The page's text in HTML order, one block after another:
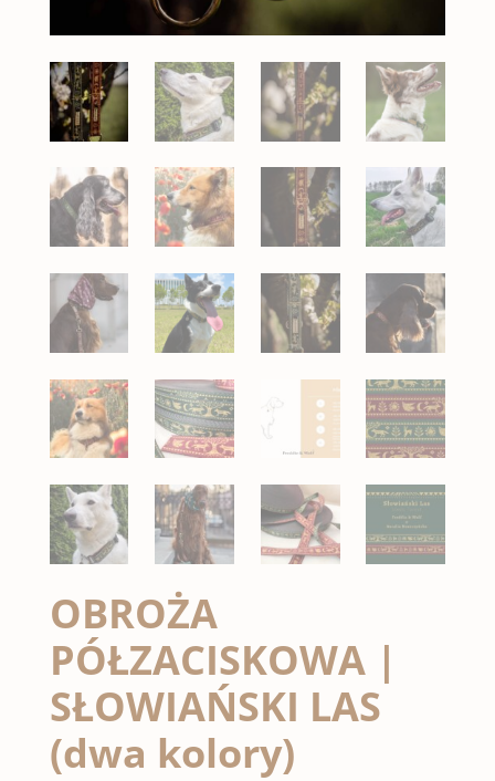
OBROŻA
PÓŁZACISKOWA |
SŁOWIAŃSKI LAS
(dwa kolory)